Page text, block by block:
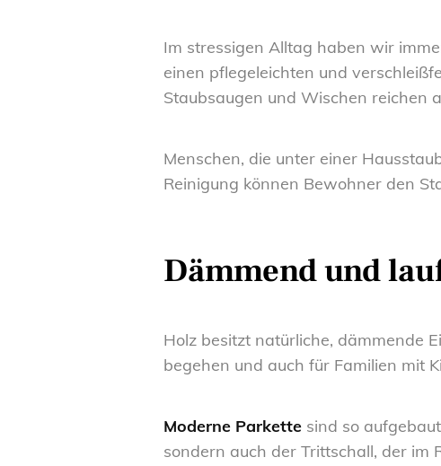
Im stressigen Alltag haben wir
einen pflegeleichten und
Staubsaugen und Wischen reichen
Menschen, die unter einer
Reinigung können Bewohner den
Dämmend und
Holz besitzt natürliche, dämmende
begehen und auch für Familien mit
Moderne Parkette sind so
sondern auch der Trittschall, der im